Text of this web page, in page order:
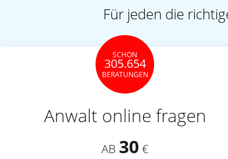
Für jeden die
SCHON
305.654
BERATUNGEN
Anwalt online fragen
AB 30 €